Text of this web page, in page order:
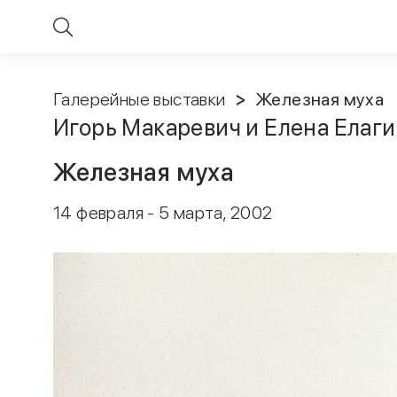
Галерейные выставки Железная муха
Игорь Макаревич и Елена
Железная муха
14 февраля - 5 марта, 2002